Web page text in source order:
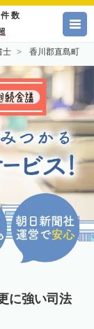
数
士 香川郡直島町
に強い司法